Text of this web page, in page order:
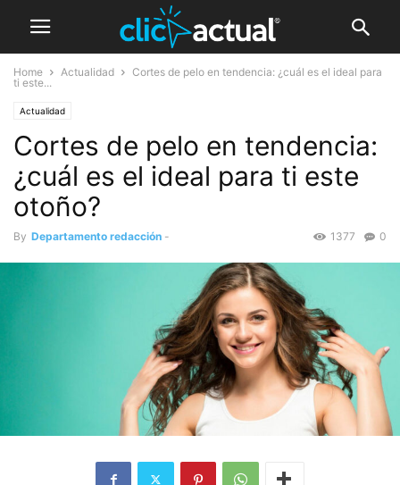
Home Actualidad
Cortes de pelo en tendencia: ¿cuál es el ideal para
ti este...
Actualidad
Cortes de pelo en tendencia:
¿cuál es el ideal para ti este
otoño?
By Departamento redacción - 0
1377